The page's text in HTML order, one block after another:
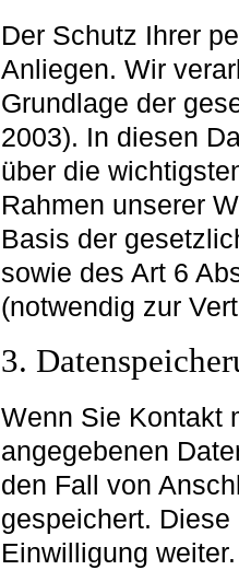
Der Schutz Ihrer
Anliegen. Wir
Grundlage der
2003). In diesen
über die
Rahmen unserer
Basis der
sowie des Art 6
(notwendig zur
3.
Wenn Sie Kontakt
angegebenen
den Fall von
gespeichert.
Einwilligung